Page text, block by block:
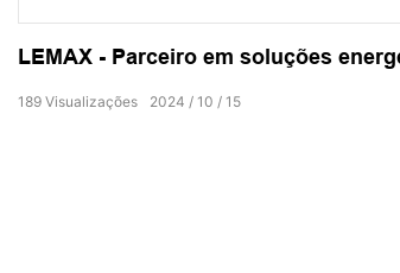
LEMAX - Parceiro em soluções
2024 10 15
189 Visualizações